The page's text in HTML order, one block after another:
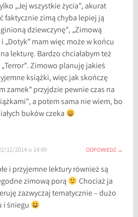
„Jej wszystkie życia”, akurat
faktycznie zimą chyba lepiej ją
dziewczynę”, „Zimową
„Dotyk” mam więc może w końcu
lekturę. Bardzo chciałabym też
Zimowo planuję jakieś
książki, więc jak skończę
zamek” przyjdzie pewnie czas na
a potem sama nie wiem, bo
buków czeka
12/2014 o 14:49 ODPOWIEDZ
i przyjemne lektury również są
zimową porą
Chociaż ja
zazwyczaj tematycznie – dużo
i śniegu